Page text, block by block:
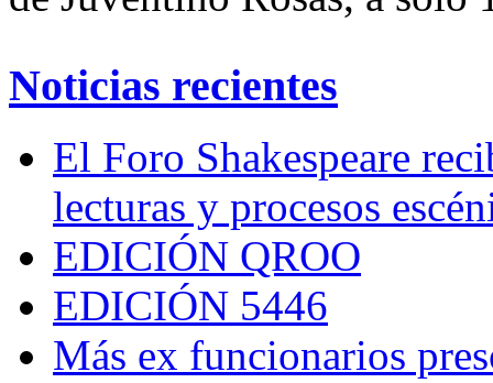
Noticias recientes
El Foro Shakespeare
lecturas y procesos
EDICIÓN QROO
EDICIÓN 5446
Más ex funcionarios